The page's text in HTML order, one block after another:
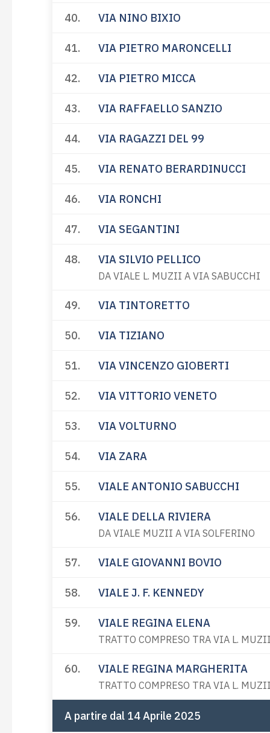
40. VIA NINO BIXIO
41. VIA PIETRO MARONCELLI
42. VIA PIETRO MICCA
43. VIA RAFFAELLO SANZIO
44. VIA RAGAZZI DEL 99
45. VIA RENATO BERARDINUCCI
46. VIA RONCHI
47. VIA SEGANTINI
48. VIA SILVIO PELLICO
DA VIALE L. MUZII A VIA SABUCCHI
49. VIA TINTORETTO
50. VIA TIZIANO
51. VIA VINCENZO GIOBERTI
52. VIA VITTORIO VENETO
53. VIA VOLTURNO
54. VIA ZARA
55. VIALE ANTONIO SABUCCHI
56. VIALE DELLA RIVIERA
DA VIALE MUZII A VIA SOLFERINO
57. VIALE GIOVANNI BOVIO
58. VIALE J. F. KENNEDY
59. VIALE REGINA ELENA
TRATTO COMPRESO TRA VIA L.
60. VIALE REGINA MARGHERITA
TRATTO COMPRESO TRA VIA L.
A partire dal 14 Aprile 2025